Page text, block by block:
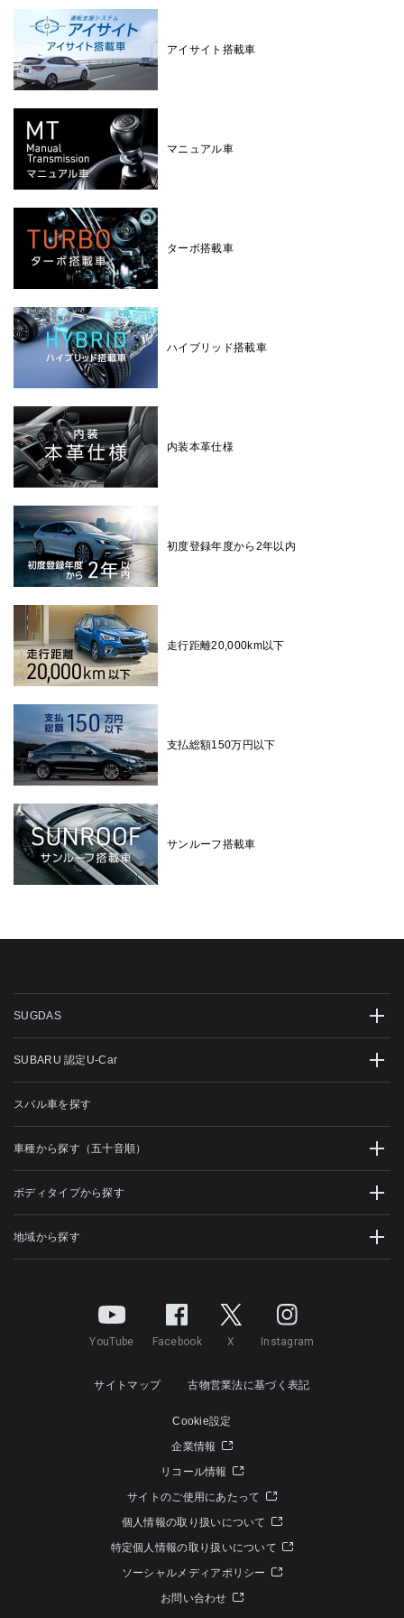
アイサイト搭載車
マニュアル車
ターボ搭載車
ハイブリッド搭載車
内装本革仕様
初度登録年度から2年以内
走行距離20,000km以下
支払総額150万円以下
サンルーフ搭載車
SUGDAS
SUBARU 認定U-Car
スバル車を探す
車種から探す（五十音順）
ボディタイプから探す
地域から探す
YouTube Facebook X Instagram
サイトマップ 古物営業法に基づく表記
Cookie設定
企業情報
リコール情報
サイトのご使用にあたって
個人情報の取り扱いについて
特定個人情報の取り扱いについて
ソーシャルメディアポリシー
お問い合わせ